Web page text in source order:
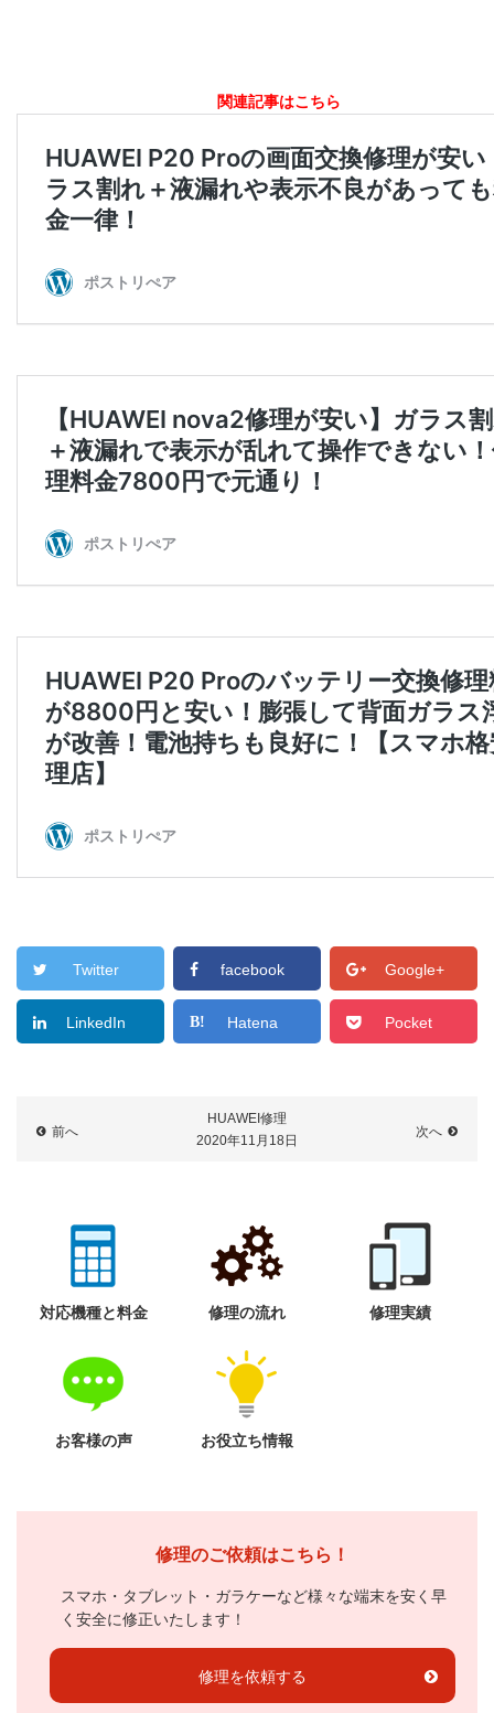
関連記事はこちら
Twitter facebook Google+
LinkedIn Hatena Pocket
HUAWEI修理
2020年11月18日
前へ 次へ
対応機種と料金 修理の流れ 修理実績
お客様の声 お役立ち情報
修理のご依頼はこちら！
スマホ・タブレット・ガラケーなど様々な端末を安く早
く安全に修正いたします！
修理を依頼する